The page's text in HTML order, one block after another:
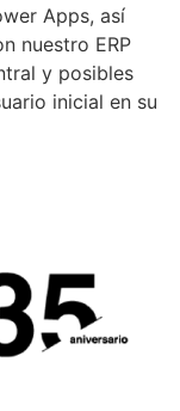
Apps, así
nuestro ERP
y posibles
inicial en su